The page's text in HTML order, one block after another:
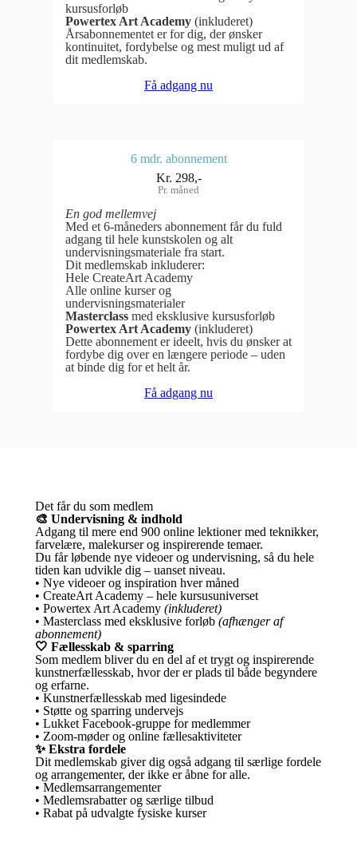
kursusforløb
Powertex Art Academy (inkluderet)
Årsabonnementet er for dig, der ønsker
kontinuitet, fordybelse og mest muligt ud af
dit medlemskab.
Få adgang nu
6 mdr. abonnement
Kr. 298,-
Pr. måned
En god mellemvej
Med et 6-måneders abonnement får du fuld
adgang til hele kunstskolen og alt
undervisningsmateriale fra start.
Dit medlemskab inkluderer:
Hele CreateArt Academy
Alle online kurser og
undervisningsmaterialer
Masterclass med eksklusive kursusforløb
Powertex Art Academy (inkluderet)
Dette abonnement er ideelt, hvis du ønsker at
fordybe dig over en længere periode – uden
at binde dig for et helt år.
Få adgang nu
Det får du som medlem
🎨 Undervisning & indhold
Adgang til mere end 900 online lektioner med teknikker,
farvelære, malekurser og inspirerende temaer.
Du får løbende nye videoer og undervisning, så du hele
tiden kan udvikle dig – uanset niveau.
• Nye videoer og inspiration hver måned
• CreateArt Academy – hele kursusuniverset
• Powertex Art Academy (inkluderet)
• Masterclass med eksklusive forløb (afhænger af
abonnement)
🤍 Fællesskab & sparring
Som medlem bliver du en del af et trygt og inspirerende
kunstnerfællesskab, hvor der er plads til både begyndere
og erfarne.
• Kunstnerfællesskab med ligesindede
• Støtte og sparring undervejs
• Lukket Facebook-gruppe for medlemmer
• Zoom-møder og online fællesaktiviteter
✨ Ekstra fordele
Dit medlemskab giver dig også adgang til særlige fordele
og arrangementer, der ikke er åbne for alle.
• Medlemsarrangementer
• Medlemsrabatter og særlige tilbud
• Rabat på udvalgte fysiske kurser